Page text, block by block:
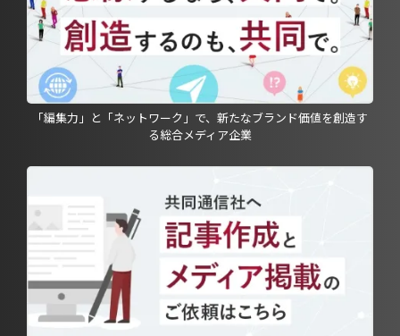
「編集力」と「ネットワーク」で、新たなブランド価値を創造す
る総合メディア企業